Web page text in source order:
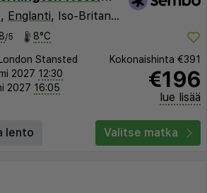
, Englanti, Iso-Britannia
/5 8°C
London Stansted
2027 12:30
2027 16:05
Kokonaishinta €391
€196
lue lisää
lento Valitse matka